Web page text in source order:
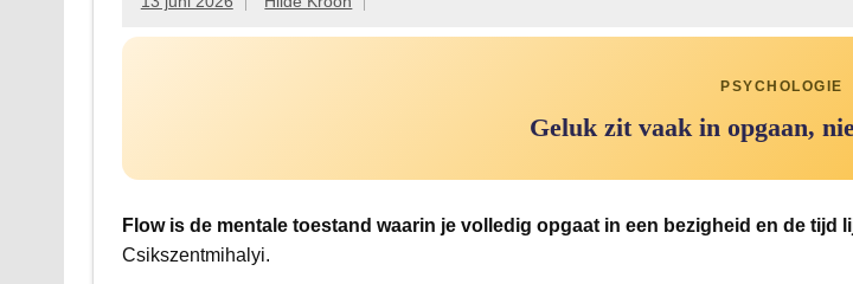
PSYCHOLOGIE
Geluk zit vaak in opgaan,
Flow is de mentale toestand waarin je volledig opgaat in een bezigheid en de tijd
Csikszentmihalyi.